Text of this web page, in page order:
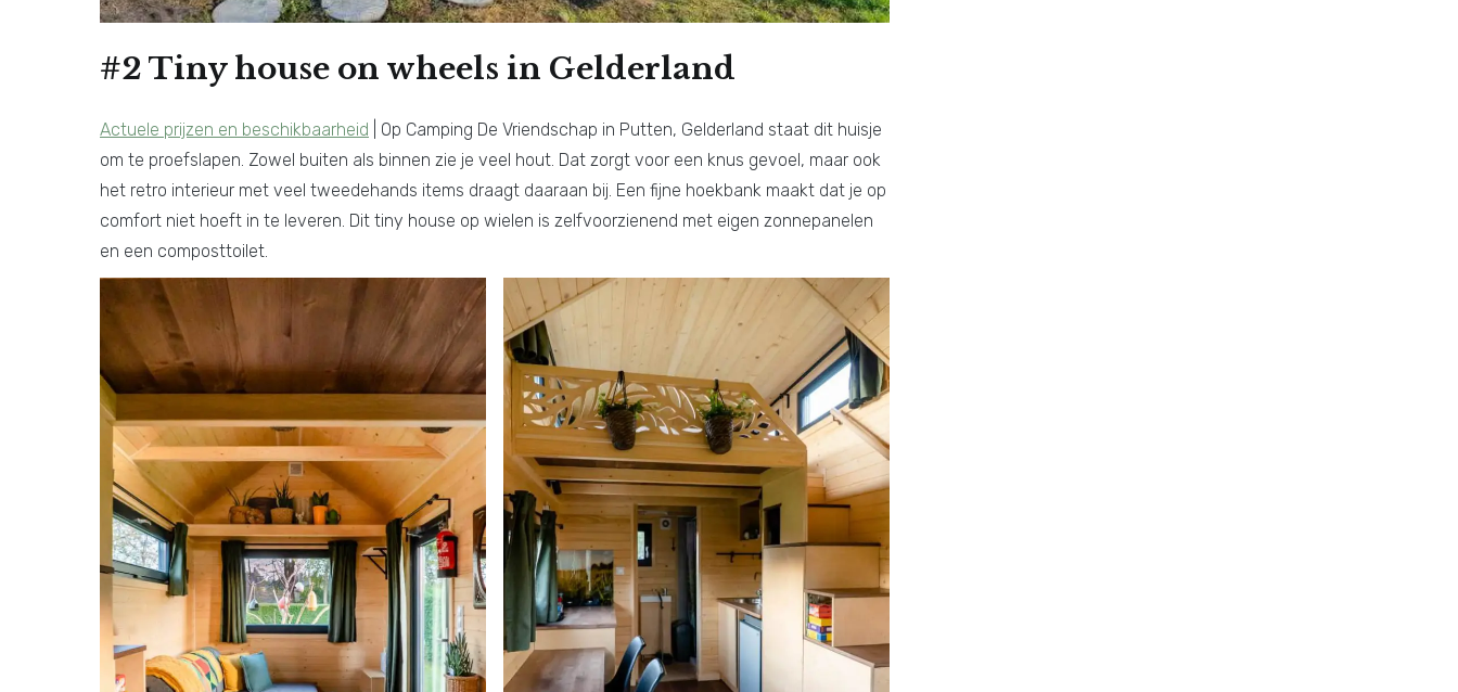
#2 Tiny house on wheels in Gelderland
Actuele prijzen en beschikbaarheid
| Op Camping De Vriendschap in Putten, Gelderland staat dit huisje
om te proefslapen. Zowel buiten als binnen zie je veel hout. Dat zorgt voor een knus gevoel, maar ook
het retro interieur met veel tweedehands items draagt daaraan bij. Een fijne hoekbank maakt dat je op
comfort niet hoeft in te leveren. Dit tiny house op wielen is zelfvoorzienend met eigen zonnepanelen
en een composttoilet.